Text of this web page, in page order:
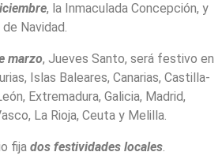
, la Inmaculada Concepción, y
de Navidad.
marzo, Jueves Santo, será festivo en
Islas Baleares, Canarias, Castilla-
Extremadura, Galicia, Madrid,
La Rioja, Ceuta y Melilla.
fija dos festividades locales.